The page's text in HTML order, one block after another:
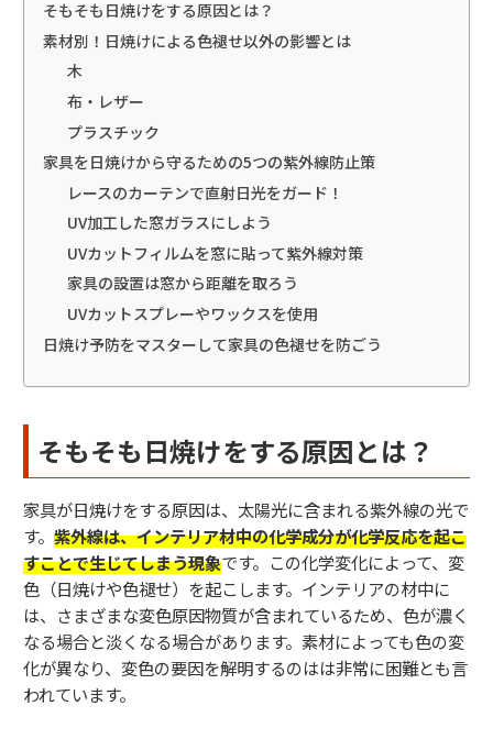
そもそも日焼けをする原因とは？
素材別！日焼けによる色褪せ以外の影響とは
木
布・レザー
プラスチック
家具を日焼けから守るための5つの紫外線防止策
レースのカーテンで直射日光をガード！
UV加工した窓ガラスにしよう
UVカットフィルムを窓に貼って紫外線対策
家具の設置は窓から距離を取ろう
UVカットスプレーやワックスを使用
日焼け予防をマスターして家具の色褪せを防ごう
そもそも日焼けをする原因とは？
家具が日焼けをする原因は、太陽光に含まれる紫外線の光で
す。 紫外線は、インテリア材中の化学成分が化学反応を起こ
すことで生じてしまう現象です。この化学変化によって、変
色（日焼けや色褪せ）を起こします。インテリアの材中に
は、さまざまな変色原因物質が含まれているため、色が濃く
なる場合と淡くなる場合があります。素材によっても色の変
化が異なり、変色の要因を解明するのはは非常に困難とも言
われています。